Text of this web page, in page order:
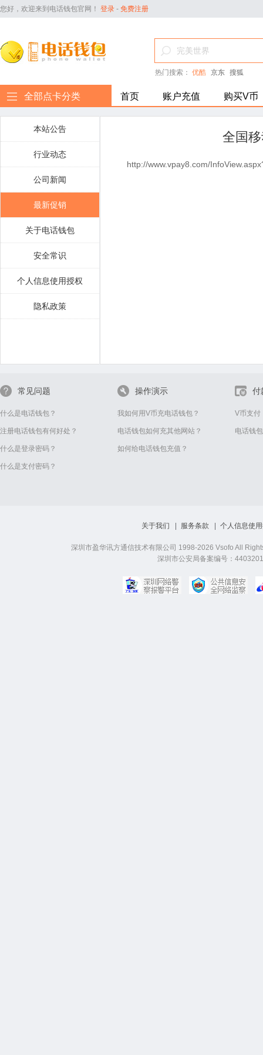
您好，欢迎来到电话钱包官网！ 登录 - 免费注册
热门搜索： 优酷 京东 搜狐
全部点卡分类 首页 账户充值 购买V币
本站公告
行业动态
公司新闻
最新促销
关于电话钱包
安全常识
个人信息使用授权
隐私政策
全国
http://www.vpay8.com/
常见问题
什么是电话钱包？
注册电话钱包有何好处？
什么是登录密码？
什么是支付密码？
操作演示
我如何用V币充电话钱包？
电话钱包如何充其他网站？
如何给电话钱包充值？
付
V币支付
电话钱
关于我们 服务条款 个人信息使
深圳市盈华讯方通信技术有限公司 1998-2026 Vsofo All
深圳市公安局备案编号：